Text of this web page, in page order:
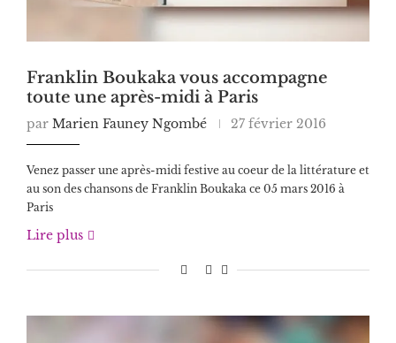
Franklin Boukaka vous accompagne
toute une après-midi à Paris
par Marien Fauney Ngombé 27 février 2016
Venez passer une après-midi festive au coeur de la littérature et
au son des chansons de Franklin Boukaka ce 05 mars 2016 à
Paris
Lire plus